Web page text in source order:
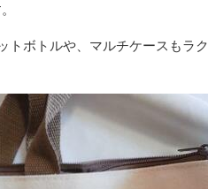
トボトルや、マルチケースもラク